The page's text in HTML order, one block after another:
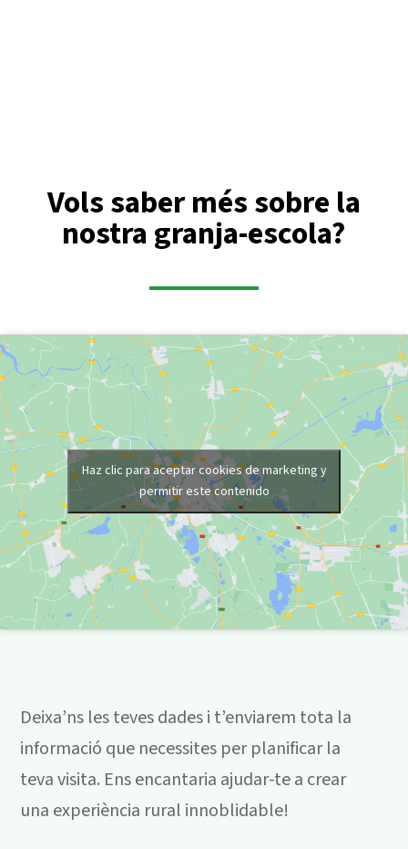
Vols saber més sobre la
nostra granja-escola?
Haz clic para aceptar cookies de marketing y
permitir este contenido
Deixa’ns les teves dades i t’enviarem tota la
informació que necessites per planificar la
teva visita. Ens encantaria ajudar-te a crear
una experiència rural innoblidable!